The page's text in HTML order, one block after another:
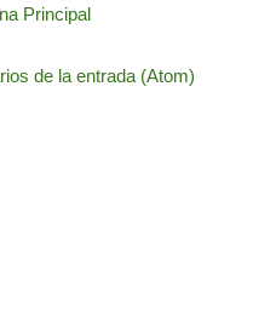
Principal
de la entrada (Atom)